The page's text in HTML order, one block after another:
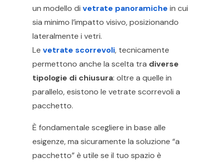
un modello di vetrate panoramiche in cui
sia minimo l’impatto visivo, posizionando
lateralmente i vetri.
Le vetrate scorrevoli, tecnicamente
permettono anche la scelta tra diverse
tipologie di chiusura: oltre a quelle in
parallelo, esistono le vetrate scorrevoli a
pacchetto.
È fondamentale scegliere in base alle
esigenze, ma sicuramente la soluzione “a
pacchetto” è utile se il tuo spazio è